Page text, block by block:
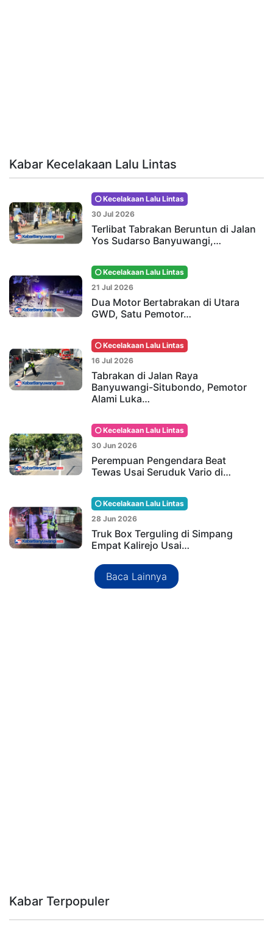
Kabar Kecelakaan Lalu Lintas
Kecelakaan Lalu Lintas
30 Jul 2026
Terlibat Tabrakan Beruntun di Jalan
Yos Sudarso Banyuwangi,…
Kecelakaan Lalu Lintas
21 Jul 2026
Dua Motor Bertabrakan di Utara
GWD, Satu Pemotor…
Kecelakaan Lalu Lintas
16 Jul 2026
Tabrakan di Jalan Raya
Banyuwangi-Situbondo, Pemotor
Alami Luka…
Kecelakaan Lalu Lintas
30 Jun 2026
Perempuan Pengendara Beat
Tewas Usai Seruduk Vario di…
Kecelakaan Lalu Lintas
28 Jun 2026
Truk Box Terguling di Simpang
Empat Kalirejo Usai…
Baca Lainnya
Kabar Terpopuler